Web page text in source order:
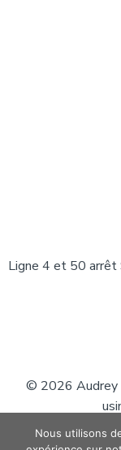
Ligne 4 et 50 arrêt
© 2026 Audrey
Nous utilisons